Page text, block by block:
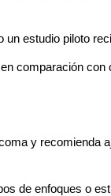
estudio piloto
comparación
y recomienda
de enfoques o